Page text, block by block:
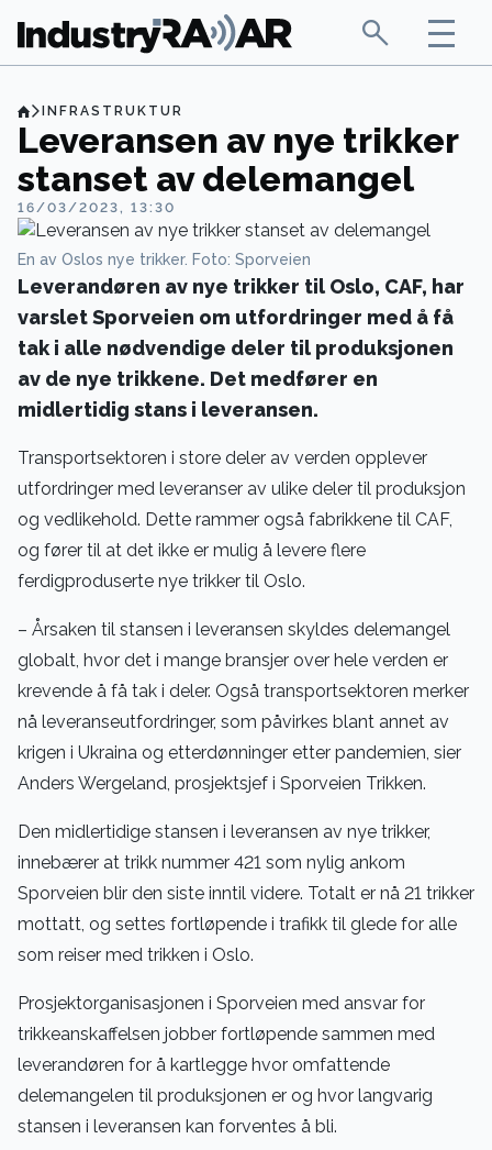
INFRASTRUKTUR
Leveransen av nye trikker
stanset av delemangel
16/03/2023, 13:30
En av Oslos nye trikker. Foto: Sporveien
Leverandøren av nye trikker til Oslo, CAF, har
varslet Sporveien om utfordringer med å få
tak i alle nødvendige deler til produksjonen
av de nye trikkene. Det medfører en
midlertidig stans i leveransen.
Transportsektoren i store deler av verden opplever
utfordringer med leveranser av ulike deler til produksjon
og vedlikehold. Dette rammer også fabrikkene til CAF,
og fører til at det ikke er mulig å levere flere
ferdigproduserte nye trikker til Oslo.
– Årsaken til stansen i leveransen skyldes delemangel
globalt, hvor det i mange bransjer over hele verden er
krevende å få tak i deler. Også transportsektoren merker
nå leveranseutfordringer, som påvirkes blant annet av
krigen i Ukraina og etterdønninger etter pandemien, sier
Anders Wergeland, prosjektsjef i Sporveien Trikken.
Den midlertidige stansen i leveransen av nye trikker,
innebærer at trikk nummer 421 som nylig ankom
Sporveien blir den siste inntil videre. Totalt er nå 21 trikker
mottatt, og settes fortløpende i trafikk til glede for alle
som reiser med trikken i Oslo.
Prosjektorganisasjonen i Sporveien med ansvar for
trikkeanskaffelsen jobber fortløpende sammen med
leverandøren for å kartlegge hvor omfattende
delemangelen til produksjonen er og hvor langvarig
stansen i leveransen kan forventes å bli.